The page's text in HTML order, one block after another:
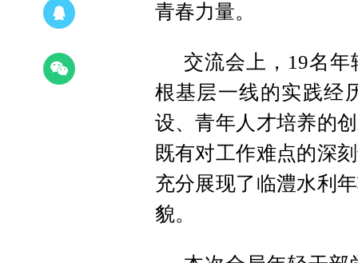
青春力量。
交流会上，19名
根基层一线的实践经
设、青年人才培养的
既有对工作难点的深
充分展现了临澧水利
貌。